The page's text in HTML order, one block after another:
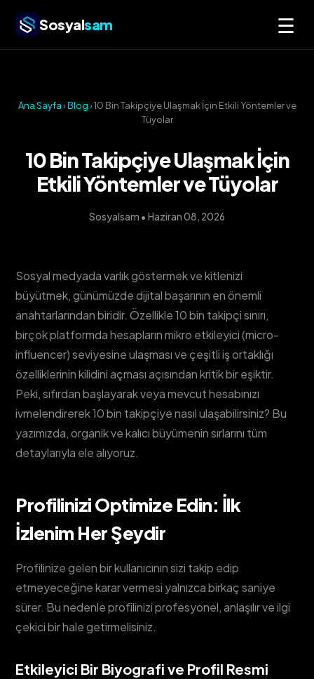
Sosyalsam ☰
Ana Sayfa›Blog› 10 Bin Takipçiye Ulaşmak İçin Etkili Yöntemler ve
Tüyolar
10 Bin Takipçiye Ulaşmak İçin
Etkili Yöntemler ve Tüyolar
Sosyalsam • Haziran 08, 2026
Sosyal medyada varlık göstermek ve kitlenizi
büyütmek, günümüzde dijital başarının en önemli
anahtarlarından biridir. Özellikle 10 bin takipçi sınırı,
birçok platformda hesapların mikro etkileyici (micro-
influencer) seviyesine ulaşması ve çeşitli iş ortaklığı
özelliklerinin kilidini açması açısından kritik bir eşiktir.
Peki, sıfırdan başlayarak veya mevcut hesabınızı
ivmelendirerek 10 bin takipçiye nasıl ulaşabilirsiniz? Bu
yazımızda, organik ve kalıcı büyümenin sırlarını tüm
detaylarıyla ele alıyoruz.
Profilinizi Optimize Edin: İlk
İzlenim Her Şeydir
Profilinize gelen bir kullanıcının sizi takip edip
etmeyeceğine karar vermesi yalnızca birkaç saniye
sürer. Bu nedenle profilinizi profesyonel, anlaşılır ve ilgi
çekici bir hale getirmelisiniz.
Etkileyici Bir Biyografi ve Profil Resmi